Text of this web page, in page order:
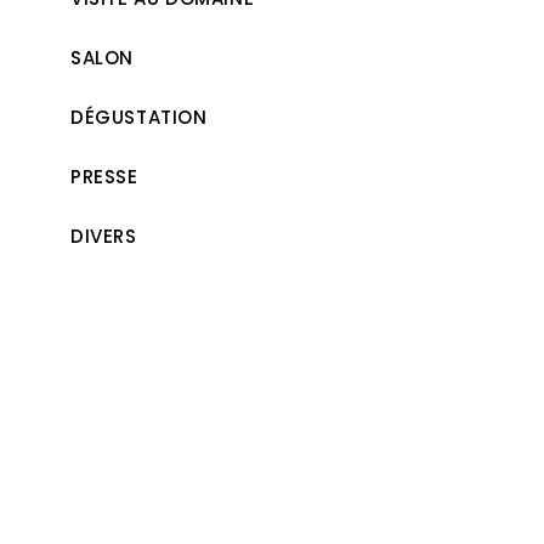
SALON
DÉGUSTATION
PRESSE
DIVERS